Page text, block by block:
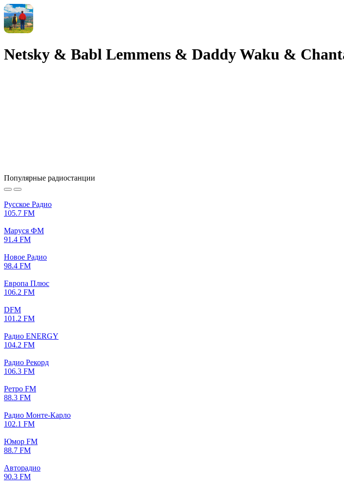
Netsky & Babl Lemmens & Daddy Waku &
Популярные радиостанции
Русское Радио
105.7 FM
Маруся ФМ
91.4 FM
Новое Радио
98.4 FM
Европа Плюс
106.2 FM
DFM
101.2 FM
Радио ENERGY
104.2 FM
Радио Рекорд
106.3 FM
Ретро FM
88.3 FM
Радио Монте-Карло
102.1 FM
Юмор FM
88.7 FM
Авторадио
90.3 FM